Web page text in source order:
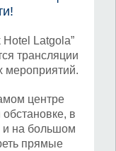
Latgola”
трансляции
мероприятий.
центре
в
на большом
прямые